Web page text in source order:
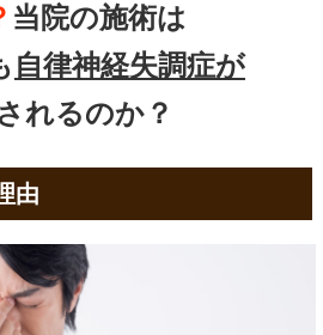
当院の施術は
自律神経失調症が
れるのか？
由